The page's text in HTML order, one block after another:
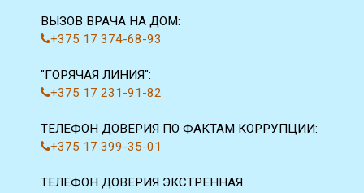
ВЫЗОВ ВРАЧА НА ДОМ:
+375 17 374-68-93
"ГОРЯЧАЯ ЛИНИЯ":
+375 17 231-91-82
ТЕЛЕФОН ДОВЕРИЯ ПО ФАКТАМ КОРРУПЦИИ:
+375 17 399-35-01
ТЕЛЕФОН ДОВЕРИЯ ЭКСТРЕННАЯ